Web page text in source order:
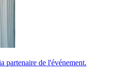
partenaire de l'événement.